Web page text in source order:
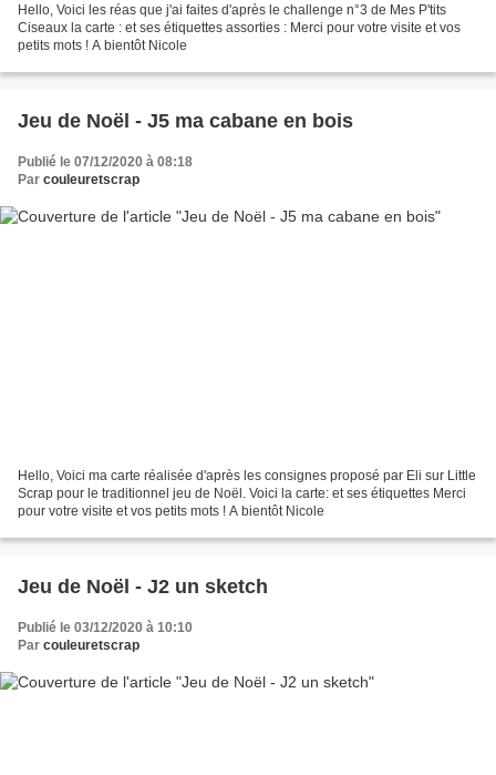
Hello, Voici les réas que j'ai faites d'après le challenge n°3 de Mes P'tits
Ciseaux la carte : et ses étiquettes assorties : Merci pour votre visite et vos
petits mots ! A bientôt Nicole
Jeu de Noël - J5 ma cabane en bois
Publié le 07/12/2020 à 08:18
Par couleuretscrap
Hello, Voici ma carte réalisée d'après les consignes proposé par Eli sur Little
Scrap pour le traditionnel jeu de Noël. Voici la carte: et ses étiquettes Merci
pour votre visite et vos petits mots ! A bientôt Nicole
Jeu de Noël - J2 un sketch
Publié le 03/12/2020 à 10:10
Par couleuretscrap